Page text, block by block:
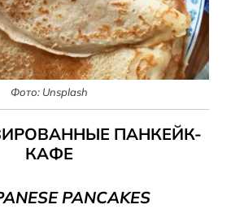
Фото: Unsplash
ПАНКЕЙК-
КАФЕ
PANCAKES